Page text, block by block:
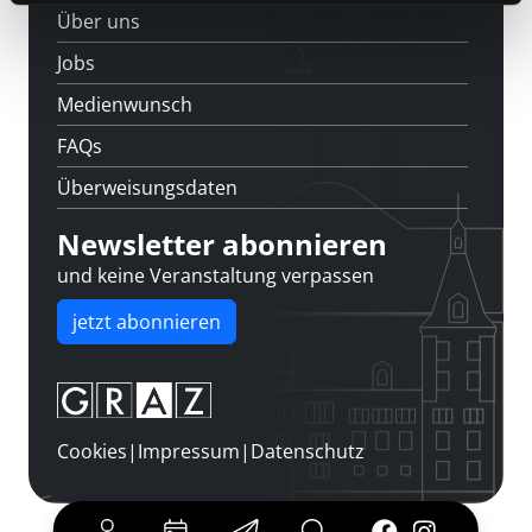
Über uns
Jobs
Medienwunsch
FAQs
Überweisungsdaten
Newsletter abonnieren
und keine Veranstaltung verpassen
jetzt abonnieren
Cookies| Impressum| Datenschutz